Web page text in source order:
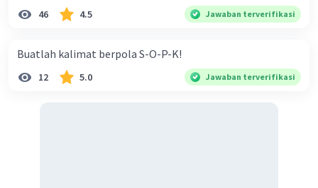
dari satu. Banyak karung beras kemasan 25 kg adalah 50
buah. Banyak karung beras kemasan 50 kg adalah 150
ton. Perbandingan berat beras kemasan 25 kg dan 50 kg
dalam truk adalah 1: 3. 9. Berdasarkan teks tersebut, jika
46 4.5 Jawaban terverifikasi
Buatlah kalimat berpola S-O-P-K!
12 5.0 Jawaban terverifikasi